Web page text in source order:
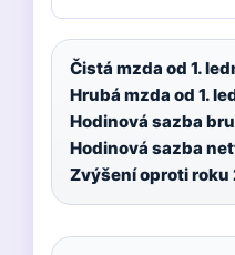
Čistá mzda od 1.
Hrubá mzda od 1.
Hodinová sazba
Hodinová sazba
Zvýšení oproti